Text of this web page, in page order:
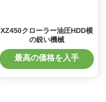
XZ450クローラー油圧HDD横
の鋭い機械
最高の価格を入手